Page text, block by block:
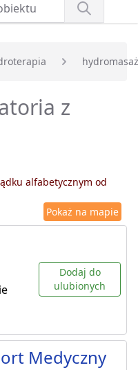
hydromasaż
z
alfabetycznym od
Pokaż na mapie
Dodaj do
ulubionych
Medyczny